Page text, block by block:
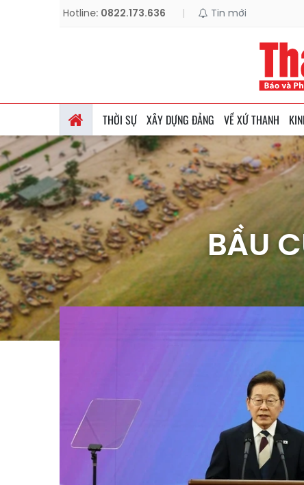
Hotline: 0822.173.636 | Tin mới
THỜI SỰ XÂY DỰNG ĐẢNG VỀ XỨ THANH
BẦU